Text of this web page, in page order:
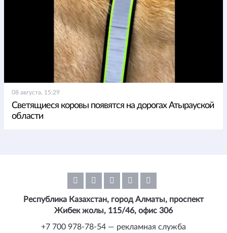
08 августа, 15:29
Светящиеся коровы появятся на дорогах Атырауской
области
Республика Казахстан, город Алматы, проспект
Жибек жолы, 115/46, офис 306
+7 700 978-78-54 — рекламная служба